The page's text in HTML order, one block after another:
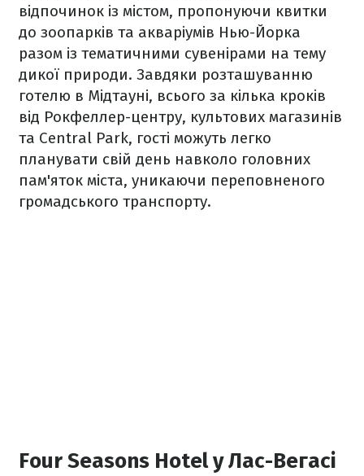
відпочинок із містом, пропонуючи квитки
до зоопарків та акваріумів Нью-Йорка
разом із тематичними сувенірами на тему
дикої природи. Завдяки розташуванню
готелю в Мідтауні, всього за кілька кроків
від Рокфеллер-центру, культових магазинів
та Central Park, гості можуть легко
планувати свій день навколо головних
пам'яток міста, уникаючи переповненого
громадського транспорту.
Four Seasons Hotel у Лас-Вегасі